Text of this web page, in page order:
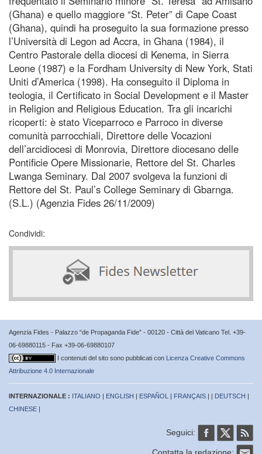
(Ghana) e quello maggiore “St. Peter” di Cape Coast
(Ghana), quindi ha proseguito la sua formazione presso
l’Università di Legon ad Accra, in Ghana (1984), il
Centro Pastorale della diocesi di Kenema, in Sierra
Leone (1987) e la Fordham University di New York, Stati
Uniti d’America (1998). Ha conseguito il Diploma in
teologia, il Certificato in Social Development e il Master
in Religion and Religious Education. Tra gli incarichi
ricoperti: è stato Viceparroco e Parroco in diverse
comunità parrocchiali, Direttore delle Vocazioni
dell’arcidiocesi di Monrovia, Direttore diocesano delle
Pontificie Opere Missionarie, Rettore del St. Charles
Lwanga Seminary. Dal 2007 svolgeva la funzioni di
Rettore del St. Paul’s College Seminary di Gbarnga.
(S.L.) (Agenzia Fides 26/11/2009)
Condividi:
Agenzia Fides - Palazzo “de Propaganda Fide” - 00120 - Città del Vaticano Tel. +39-
06-69880115 - Fax +39-06-69880107
I contenuti del sito sono pubblicati con Licenza Creative Commons
Attribuzione 4.0 Internazionale
INTERNAZIONALE : ITALIANO | ENGLISH | ESPAÑOL | FRANÇAIS | | DEUTSCH |
CHINESE |
Seguici:
Contatta la redazione: